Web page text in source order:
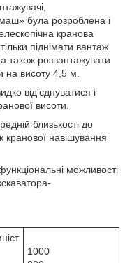
була розроблена і
кранова
піднімати вантаж
також розвантажувати
на висоту 4,5 м.
від'єднуватися і
висоти.
близькості до
кранової навішування
можливості
1000